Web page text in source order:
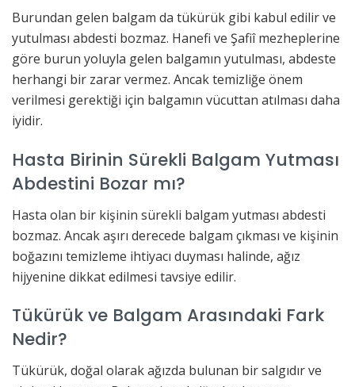
Burundan gelen balgam da tükürük gibi kabul edilir ve
yutulması abdesti bozmaz. Hanefi ve Şafiî mezheplerine
göre burun yoluyla gelen balgamın yutulması, abdeste
herhangi bir zarar vermez. Ancak temizliğe önem
verilmesi gerektiği için balgamın vücuttan atılması daha
iyidir.
Hasta Birinin Sürekli Balgam Yutması
Abdestini Bozar mı?
Hasta olan bir kişinin sürekli balgam yutması abdesti
bozmaz. Ancak aşırı derecede balgam çıkması ve kişinin
boğazını temizleme ihtiyacı duyması halinde, ağız
hijyenine dikkat edilmesi tavsiye edilir.
Tükürük ve Balgam Arasındaki Fark
Nedir?
Tükürük, doğal olarak ağızda bulunan bir salgıdır ve